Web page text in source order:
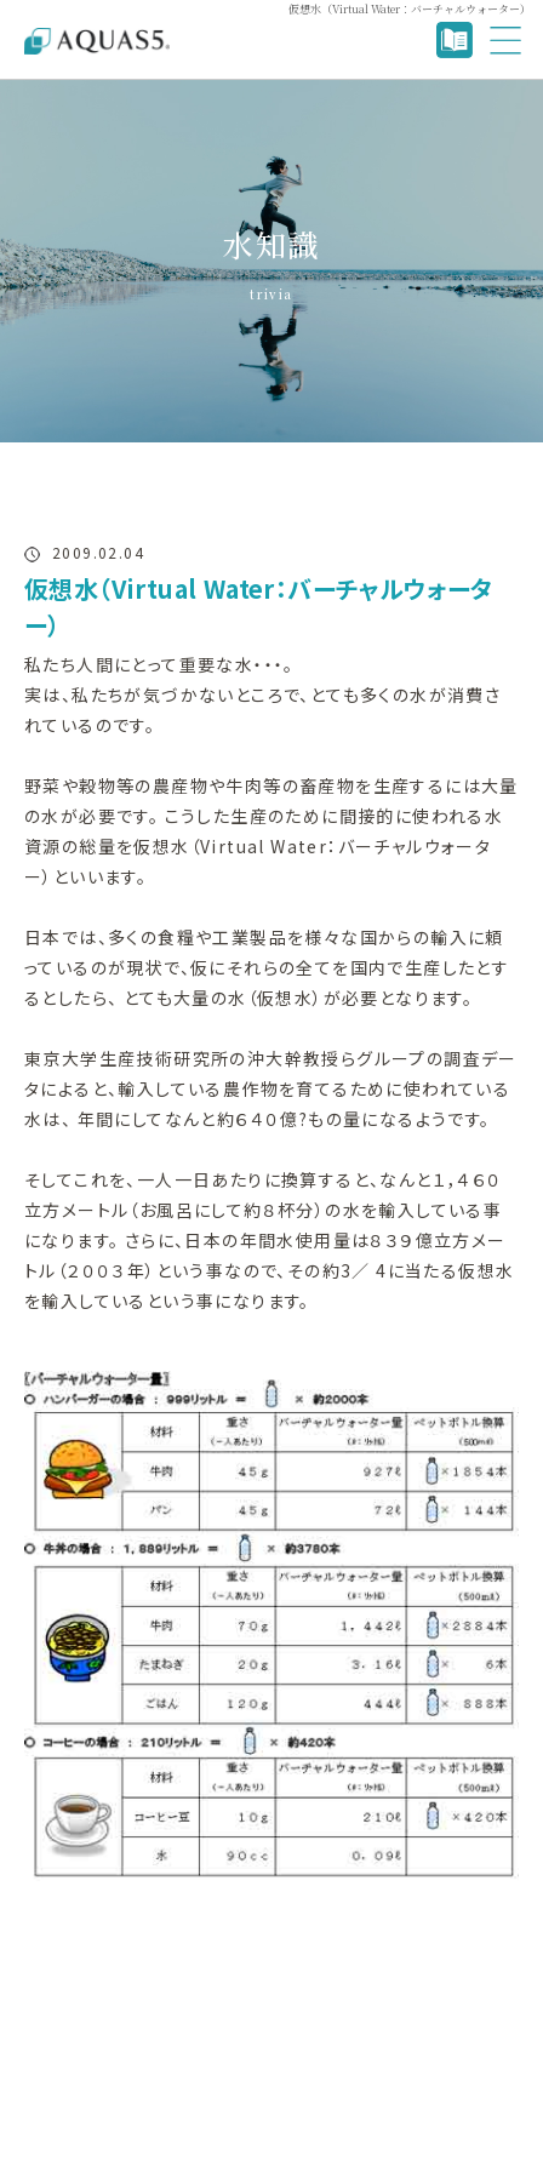
仮想水（Virtual Water：バーチャルウォーター）
水知識
trivia
2009.02.04
仮想水（Virtual Water：バーチャルウォータ
ー）
私たち人間にとって重要な水・・・。
実は、私たちが気づかないところで、とても多くの水が消費さ
れているのです。
野菜や穀物等の農産物や牛肉等の畜産物を生産するには大量
の水が必要です。 こうした生産のために間接的に使われる水
資源の総量を仮想水（Virtual Water：バーチャルウォータ
ー）といいます。
日本では、多くの食糧や工業製品を様々な国からの輸入に頼
っているのが現状で、仮にそれらの全てを国内で生産したとす
るとしたら、 とても大量の水（仮想水）が必要となります。
東京大学生産技術研究所の沖大幹教授らグループの調査デー
タによると、輸入している農作物を育てるために使われている
水は、 年間にしてなんと約６４０億?もの量になるようです。
そしてこれを、一人一日あたりに換算すると、なんと１，４６０
立方メートル（お風呂にして約８杯分）の水を輸入している事
になります。 さらに、日本の年間水使用量は８３９億立方メー
トル（２００３年）という事なので、その約3／ 4に当たる仮想水
を輸入しているという事になります。